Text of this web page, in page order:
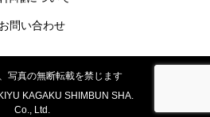
お問い合わせ
写真の無断転載を禁じます
KAGAKU SHIMBUN SHA.
Co., Ltd.